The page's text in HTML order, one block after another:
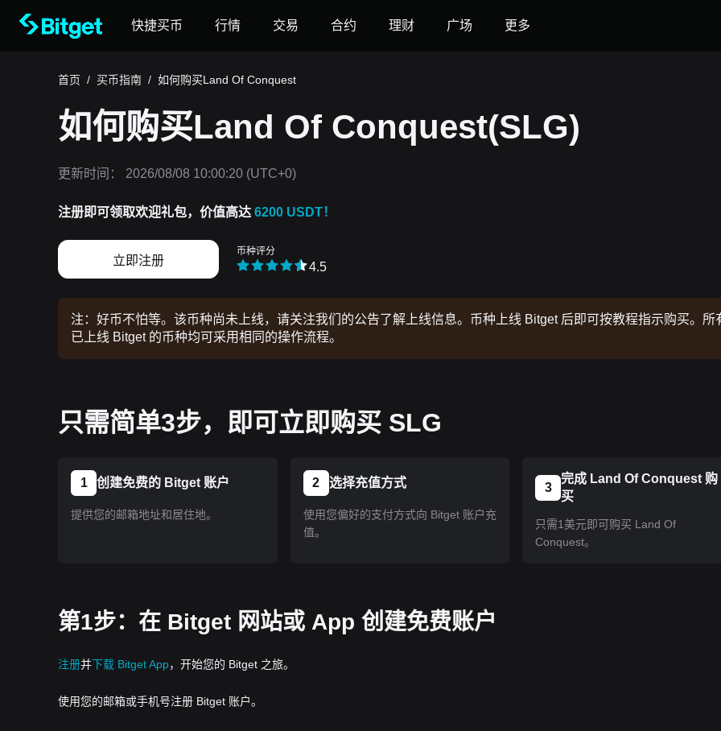
快捷买币 行情 交易 合约 理财 广场 更多
首页 / 买币指南 / 如何购买Land Of Conquest
如何购买Land Of Conquest(SLG)
更新时间： 2026/08/08 10:00:20 (UTC+0)
注册即可领取欢迎礼包，价值高达 6200 USDT！
立即注册
币种评分
4.5
注：好币不怕等。该币种尚未上线，请关注我们的公告了解上线信息。币种上线 Bitget 后即可按教程指示购买。所
已上线 Bitget 的币种均可采用相同的操作流程。
只需简单3步，即可立即购买 SLG
1 创建免费的 Bitget 账户
提供您的邮箱地址和居住地。
2 选择充值方式
使用您偏好的支付方式向 Bitget 账户充
值。
3
完成 Land Of Conquest 购
买
只需1美元即可购买 Land Of
Conquest。
第1步：在 Bitget 网站或 App 创建免费账户
注册并下载 Bitget App，开始您的 Bitget 之旅。
使用您的邮箱或手机号注册 Bitget 账户。